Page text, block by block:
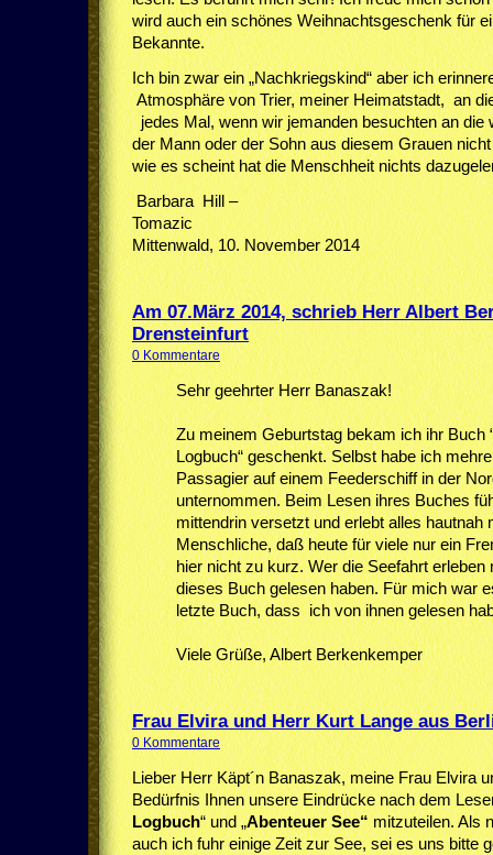
wird auch ein schönes Weihnachtsgeschenk für
Bekannte.
Ich bin zwar ein „Nachkriegskind“ aber ich
Atmosphäre von Trier, meiner Heimatstadt, an
jedes Mal, wenn wir jemanden besuchten an die
der Mann oder der Sohn aus diesem Grauen
wie es scheint hat die Menschheit nichts
Barbara Hill –
Mittenwald, 10. November 2014
Am 07.März 2014, schrieb Herr Albert
Drensteinfurt
0 Kommentare
Sehr geehrter Herr Banaszak!
Zu meinem Geburtstag bekam ich ihr Buch
Logbuch“ geschenkt. Selbst habe ich
Passagier auf einem Feederschiff in der
unternommen. Beim Lesen ihres Buches
mittendrin versetzt und erlebt alles hautnah
Menschliche, daß heute für viele nur ein
hier nicht zu kurz. Wer die Seefahrt erleben
dieses Buch gelesen haben. Für mich war
letzte Buch, dass ich von ihnen gelesen
Viele Grüße, Albert Berkenkemper
Frau Elvira und Herr Kurt Lange aus
0 Kommentare
Lieber Herr Käpt´n Banaszak, meine Frau Elvira
Bedürfnis Ihnen unsere Eindrücke nach dem
Logbuch“ und „Abenteuer See“mitzuteilen. Als
auch ich fuhr einige Zeit zur See, sei es uns bitte